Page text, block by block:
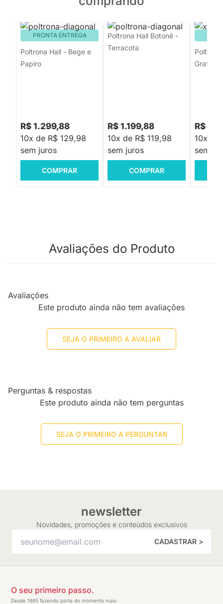
PRONTA ENTREGA
Poltrona Hall - Bege e
Papiro
R$ 1.299,88
10x de R$ 129,98
sem juros
COMPRAR
Poltrona Hall Botonê -
Terracota
R$ 1.199,88
10x de R$ 119,98
sem juros
COMPRAR
Grafite
R$
10x de
sem
Avaliações do Produto
Avaliações
Este produto ainda não tem avaliações
SEJA O PRIMEIRO A AVALIAR
Perguntas & respostas
Este produto ainda não tem perguntas
SEJA O PRIMEIRO A PERGUNTAR
newsletter
Novidades, promoções e conteúdos exclusivos
CADASTRAR >
O seu primeiro passo.
Desde 1985 fazendo parte do momento mais